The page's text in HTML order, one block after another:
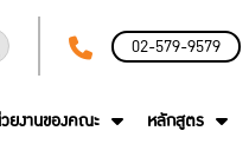
02-579-9579
ยงานของคณะ หลักสูตร